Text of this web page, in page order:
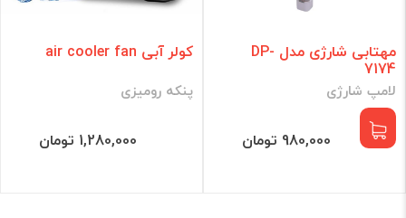
مهتابی شارژی مدل DP-
7174
لامپ شارژی
980,000 تومان
کولر آبی air cooler fan
پنکه رومیزی
1,280,000 تومان